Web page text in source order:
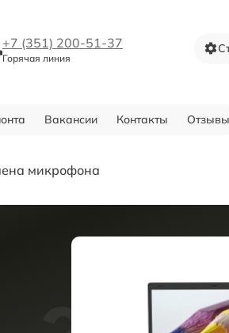
+7 (351) 200-51-37
Горячая линия
Вакансии Контакты Отзывы
микрофона